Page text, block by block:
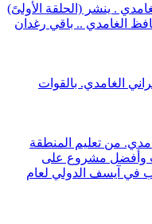
. ينشر (الحلقة الأولىً)
الغامدي .. باقي رغدان
الغامدي. بالقوات
من تعليم المنطقة
وأفضل مشروع على
من بين 1700 طالب في آيسف الدولي لعام